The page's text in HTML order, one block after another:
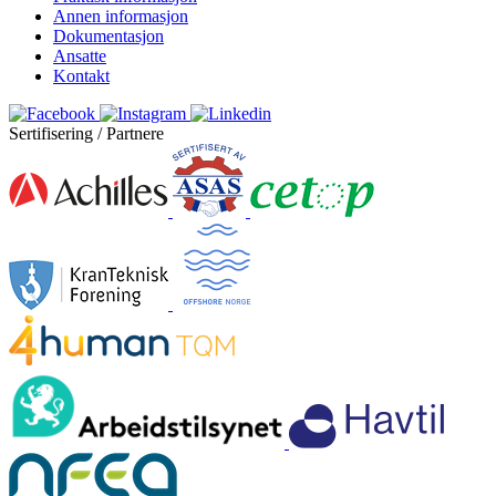
Annen informasjon
Dokumentasjon
Ansatte
Kontakt
Sertifisering / Partnere